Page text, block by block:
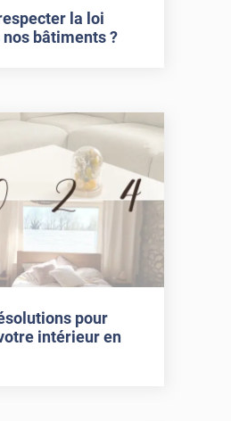
la loi
nos bâtiments ?
pour
intérieur en